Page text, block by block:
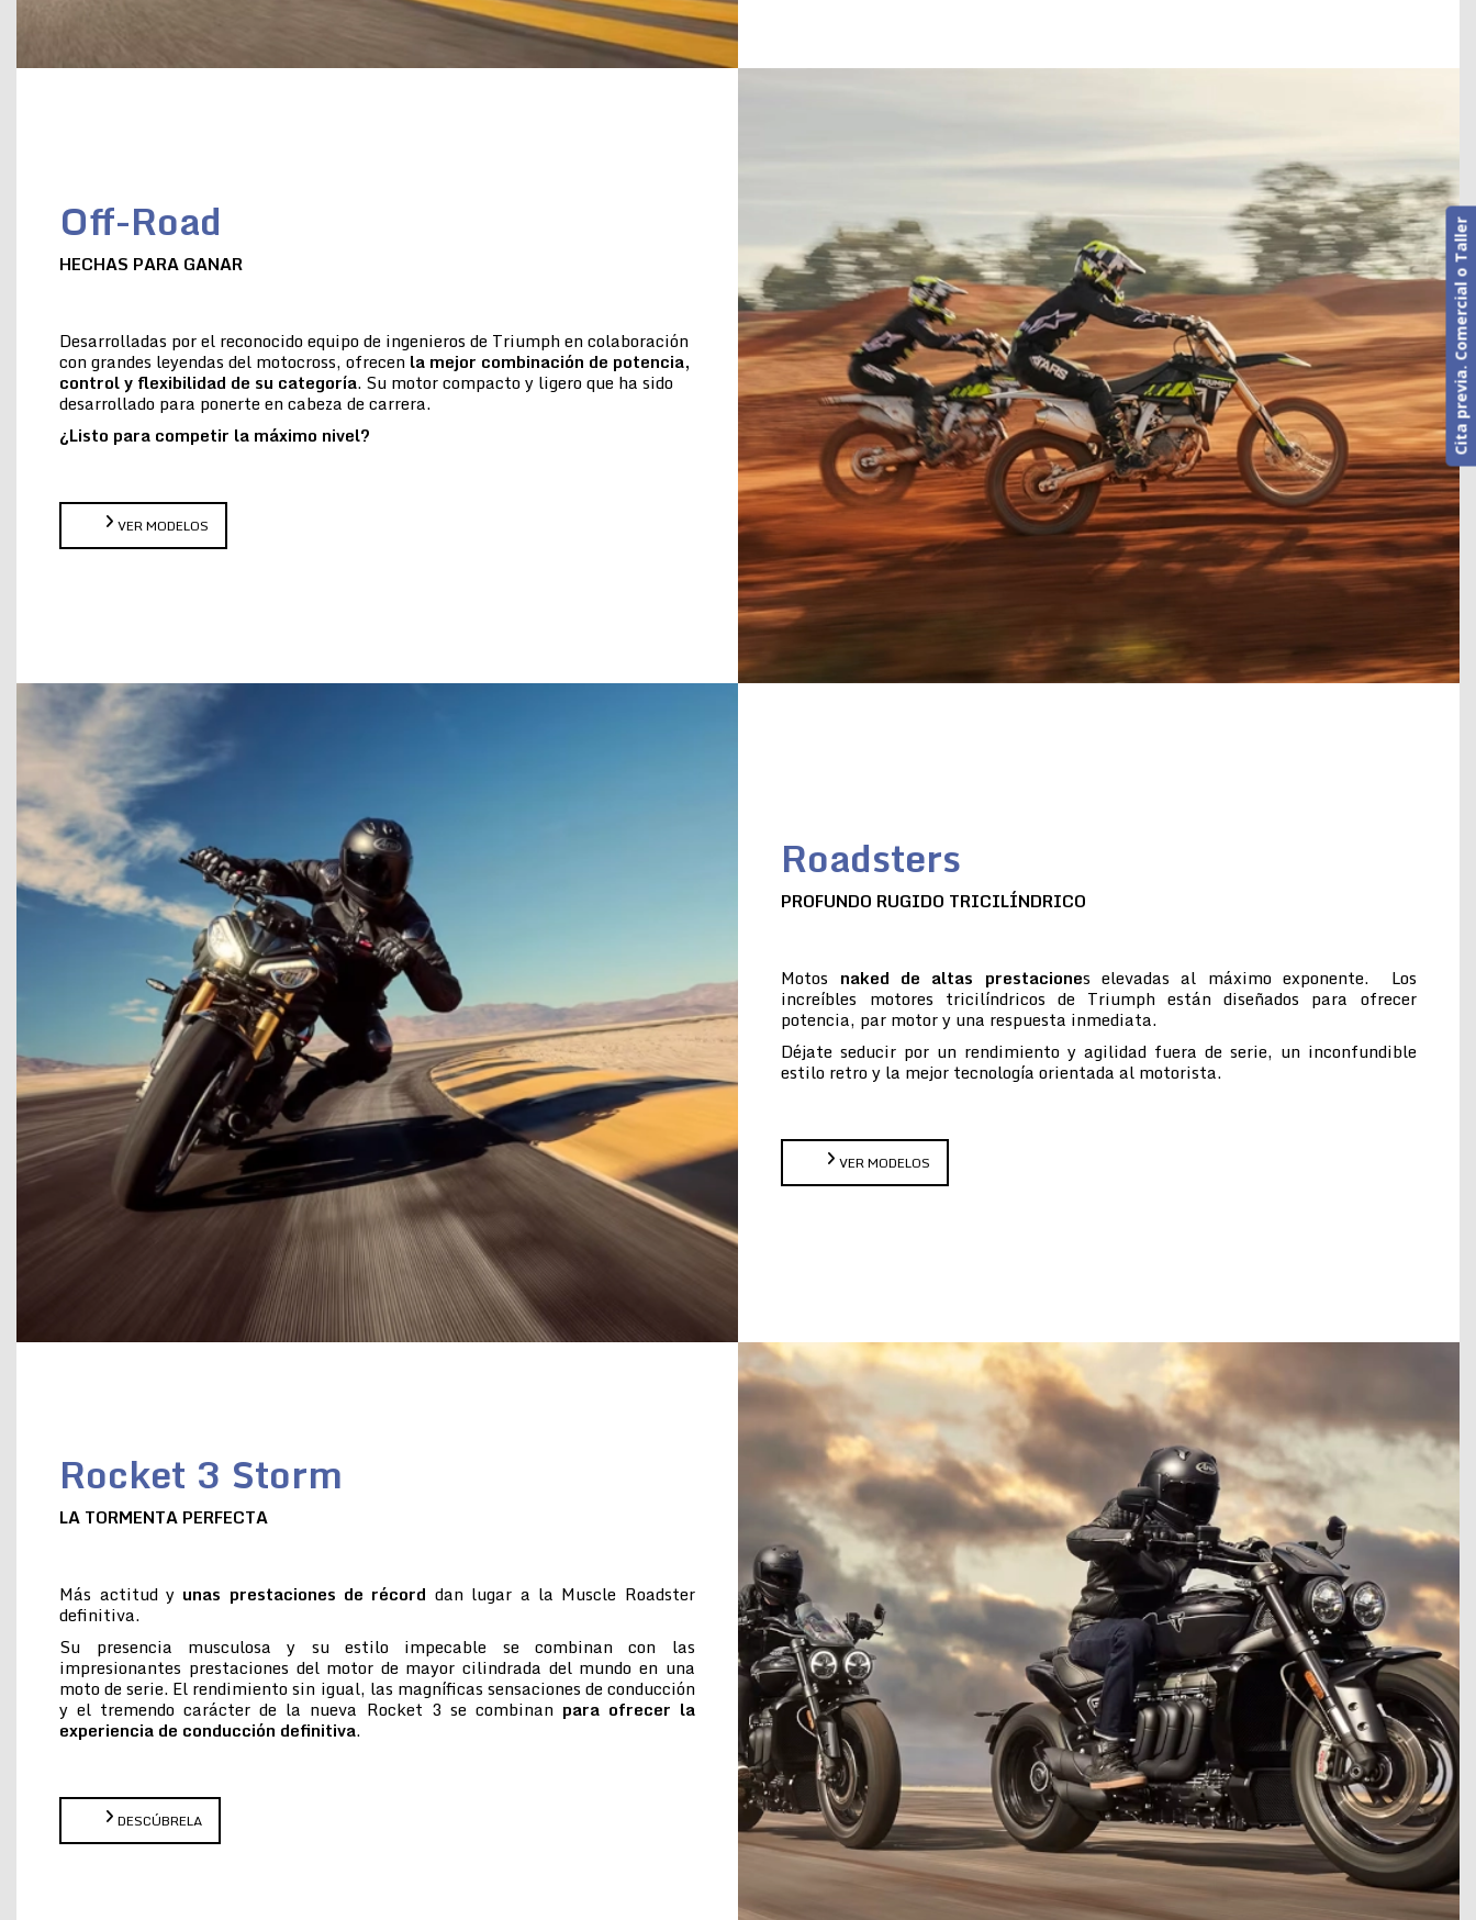
Off-Road
HECHAS PARA GANAR
Desarrolladas por el reconocido equipo de ingenieros de Triumph en colaboración
con grandes leyendas del motocross, ofrecen la mejor combinación de potencia,
control y flexibilidad de su categoría. Su motor compacto y ligero que ha sido
desarrollado para ponerte en cabeza de carrera.
¿Listo para competir la máximo nivel?
VER MODELOS
Roadsters
PROFUNDO RUGIDO TRICILÍNDRICO
Motos naked de altas prestaciones elevadas al máximo exponente. Los
increíbles motores tricilíndricos de Triumph están diseñados para ofrecer
potencia, par motor y una respuesta inmediata.
Déjate seducir por un rendimiento y agilidad fuera de serie, un inconfundible
estilo retro y la mejor tecnología orientada al motorista.
VER MODELOS
Rocket 3 Storm
LA TORMENTA PERFECTA
Más actitud y unas prestaciones de récord dan lugar a la Muscle Roadster
definitiva.
Su presencia musculosa y su estilo impecable se combinan con las
impresionantes prestaciones del motor de mayor cilindrada del mundo en una
moto de serie. El rendimiento sin igual, las magníficas sensaciones de conducción
y el tremendo carácter de la nueva Rocket 3 se combinan para ofrecer la
experiencia de conducción definitiva.
DESCÚBRELA
Cita previa. Comercial o Taller